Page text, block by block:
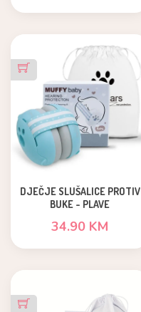
DJEČJE SLUŠALICE PROTIV
BUKE - PLAVE
34.90 KM